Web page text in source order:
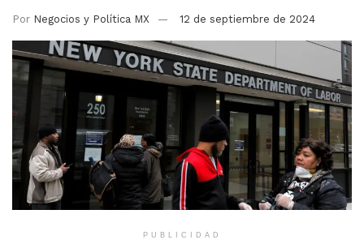
Por Negocios y Política MX 12 de septiembre de 2024
PUBLICIDAD